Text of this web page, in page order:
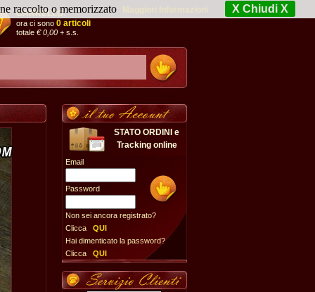
CARRELLO:
ora ci sono 0 articoli
totale € 0,00 + s.s.
STATO ORDINI e
Tracking online
Email
Password
Non sei ancora registrato?
Clicca
QUI
Hai dimenticato la password?
Clicca
QUI
raccolto o memorizzato X Chiudi X